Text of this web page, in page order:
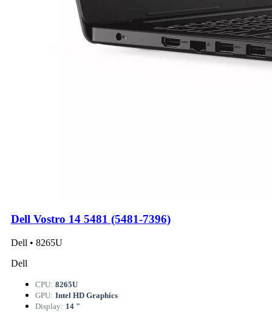
Dell Vostro 14 5481 (5481-7396)
Dell • 8265U
Dell
CPU: 8265U
GPU: Intel HD Graphics
Display: 14 "